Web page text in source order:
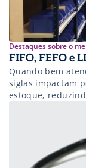
Destaques sobre o
FIFO, FEFO e
Quando bem
siglas impactam
estoque,